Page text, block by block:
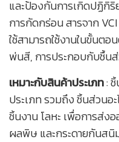
และป้องกันการเกิดปฏิกิริ
การกัดกร่อน สารจาก
ใช้สามารถใช้งานในขั้นตอ
พ่นสี, การประกอบกับชื้น
เหมาะกับสินค้าประเภท:
ประเภท รวมถึง ชิ้นส่วนอ
ชิ้นงาน โลหะ เพื่อการส่ง
ผลพิษ และกระดายกันสนิ